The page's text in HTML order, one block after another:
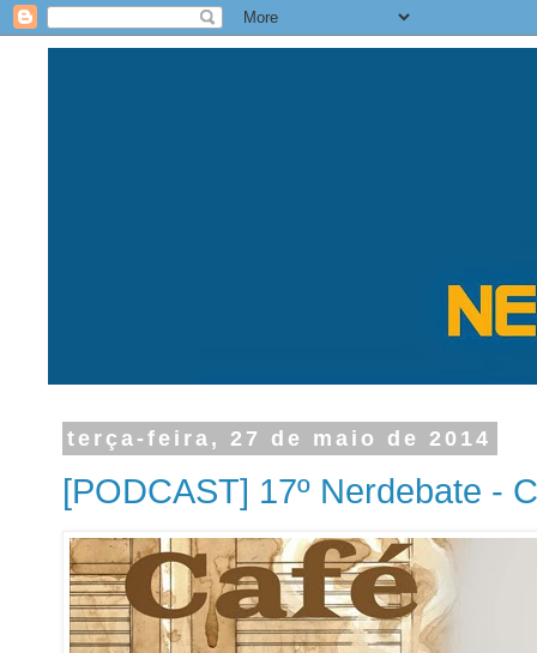
terça-feira, 27 de maio de 2014
[PODCAST] 17º Nerdebate -